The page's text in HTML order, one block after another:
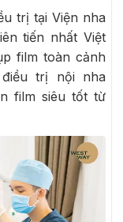
trị tại Viện nha
tiến nhất Việt
film toàn cảnh
trị nội nha
film siêu tốt từ